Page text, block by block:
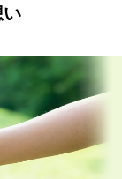
い